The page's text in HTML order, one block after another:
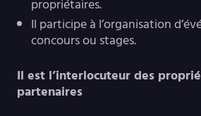
propriétaires.
Il participe à l’organisation
concours ou stages.
Il est l’interlocuteur des
partenaires